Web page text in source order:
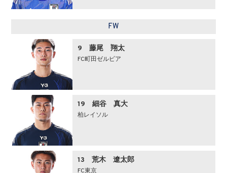
FW
9 藤尾 翔太
FC町田ゼルビア
19 細谷 真大
柏レイソル
13 荒木 遼太郎
FC東京